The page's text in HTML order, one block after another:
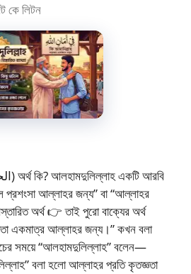
কে লিটন
প্রশংসা আল্লাহর জন্য” বা “আল্লাহর
অর্থ 👉 তাই পুরো বাক্যের অর্থ
একমাত্র আল্লাহর জন্য।” কখন বলা
সময়ে “আলহামদুলিল্লাহ” বলেন—
বলা হলো আল্লাহর প্রতি কৃতজ্ঞতা